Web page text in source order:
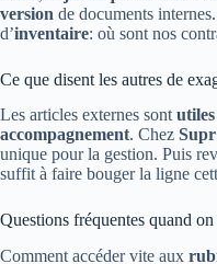
version de documents
d’inventaire: où sont nos
Ce que disent les autres de
Les articles externes sont utiles
accompagnement. Chez
unique pour la gestion. Puis
suffit à faire bouger la ligne
Questions fréquentes quand
Comment accéder vite aux